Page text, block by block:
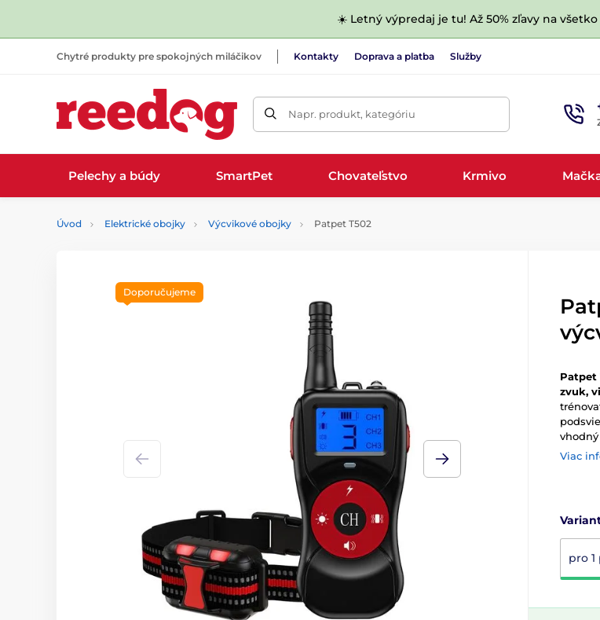
☀️ Letný výpredaj je tu! Až 50% zľavy na
Chytré produkty pre spokojných miláčikov Kontakty Doprava a platba Služby
Napr. produkt, kategóriu
Pelechy a búdy SmartPet Chovateľstvo Krmivo
Úvod Elektrické obojky Výcvikové obojky Patpet T502
Doporučujeme
Patpet
zvuk,
Viac
pro 1